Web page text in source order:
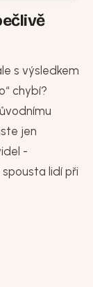
s výsledkem
chybí?
jen
-
lidí při